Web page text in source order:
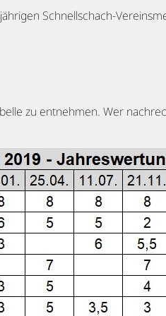
Schnellschach-
zu entnehmen. Wer